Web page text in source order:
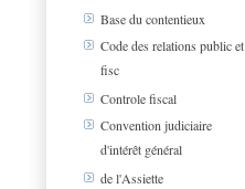
Base du contentieux
Code des relations public et
fisc
Controle fiscal
Convention judiciaire
d'intérêt général
de l'Assiette